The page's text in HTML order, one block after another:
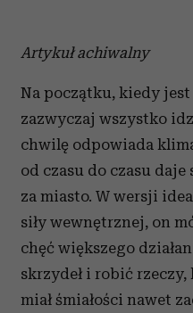
Artykuł achiwalny
Na początku, kiedy
zazwyczaj wszystko
chwilę odpowiada
od czasu do czasu
za miasto. W wersji
siły wewnętrznej, on
chęć większego
skrzydeł i robić
miał śmiałości nawet